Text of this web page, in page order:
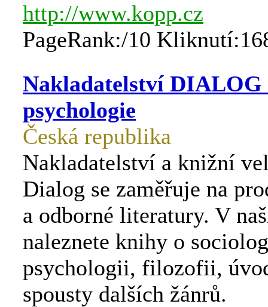
http://www.kopp.cz
PageRank:/10
Nakladatelství DIALOG
psychologie
Česká republika
Nakladatelství a knižní
Dialog se zaměřuje na
a odborné literatury. V
naleznete knihy o
psychologii, filozofii,
spousty dalších žánrů.